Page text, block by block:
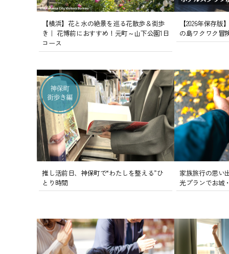
【横浜】花と水の絶景を巡る花散歩＆街歩
き｜ 花博前におすすめ！元町～山下公園1日
コース
【2026年保存
の島ワクワク冒
推し活前日、神保町で“わたしを整える”ひ
とり時間
家族旅行の思い
光プランでお城